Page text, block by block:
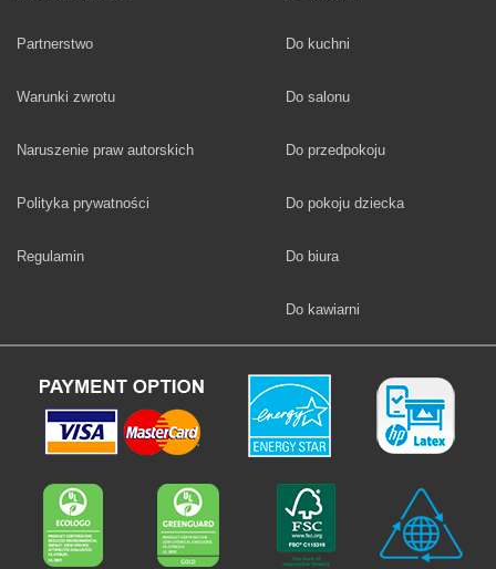
Partnerstwo
Warunki zwrotu
Naruszenie praw autorskich
Polityka prywatności
Regulamin
Fototapety
Do kuchni
Fototapety
Do salonu
Fototapety
Do przedpokoju
Fototapety
Do pokoju dziecka
Fototapety
Do biura
Fototapety
Do kawiarni